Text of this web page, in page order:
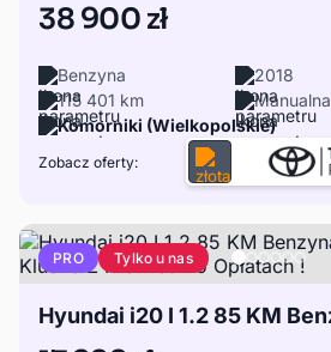
38 900 zł
Benzyna
2018
115 401 km
Manualna
Komorniki (Wielkopolskie)
Zobacz oferty:
PRO Tylko u nas